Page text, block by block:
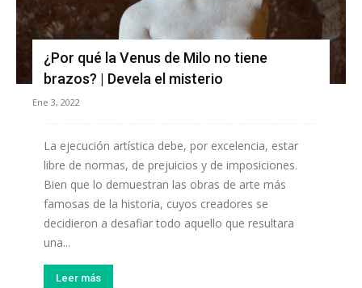
¿Por qué la Venus de Milo no tiene
brazos? | Devela el misterio
Ene 3, 2022
La ejecución artística debe, por excelencia, estar
libre de normas, de prejuicios y de imposiciones.
Bien que lo demuestran las obras de arte más
famosas de la historia, cuyos creadores se
decidieron a desafiar todo aquello que resultara
una...
Leer más